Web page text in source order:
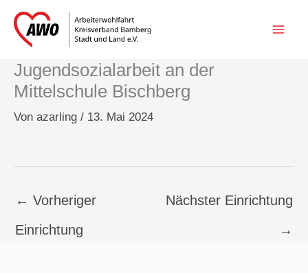
Zum
Inhalt
springen
Jugendsozialarbeit an der
Mittelschule Bischberg
Von azarling / 13. Mai 2024
← Vorheriger
Einrichtung
Nächster Einrichtung
→